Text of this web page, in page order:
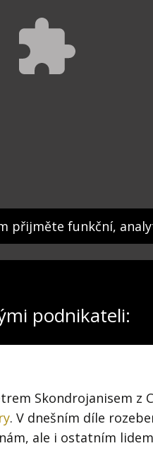
přijměte funkční,
podnikateli:
Skondrojanisem z
. V dnešním díle
ale i ostatním